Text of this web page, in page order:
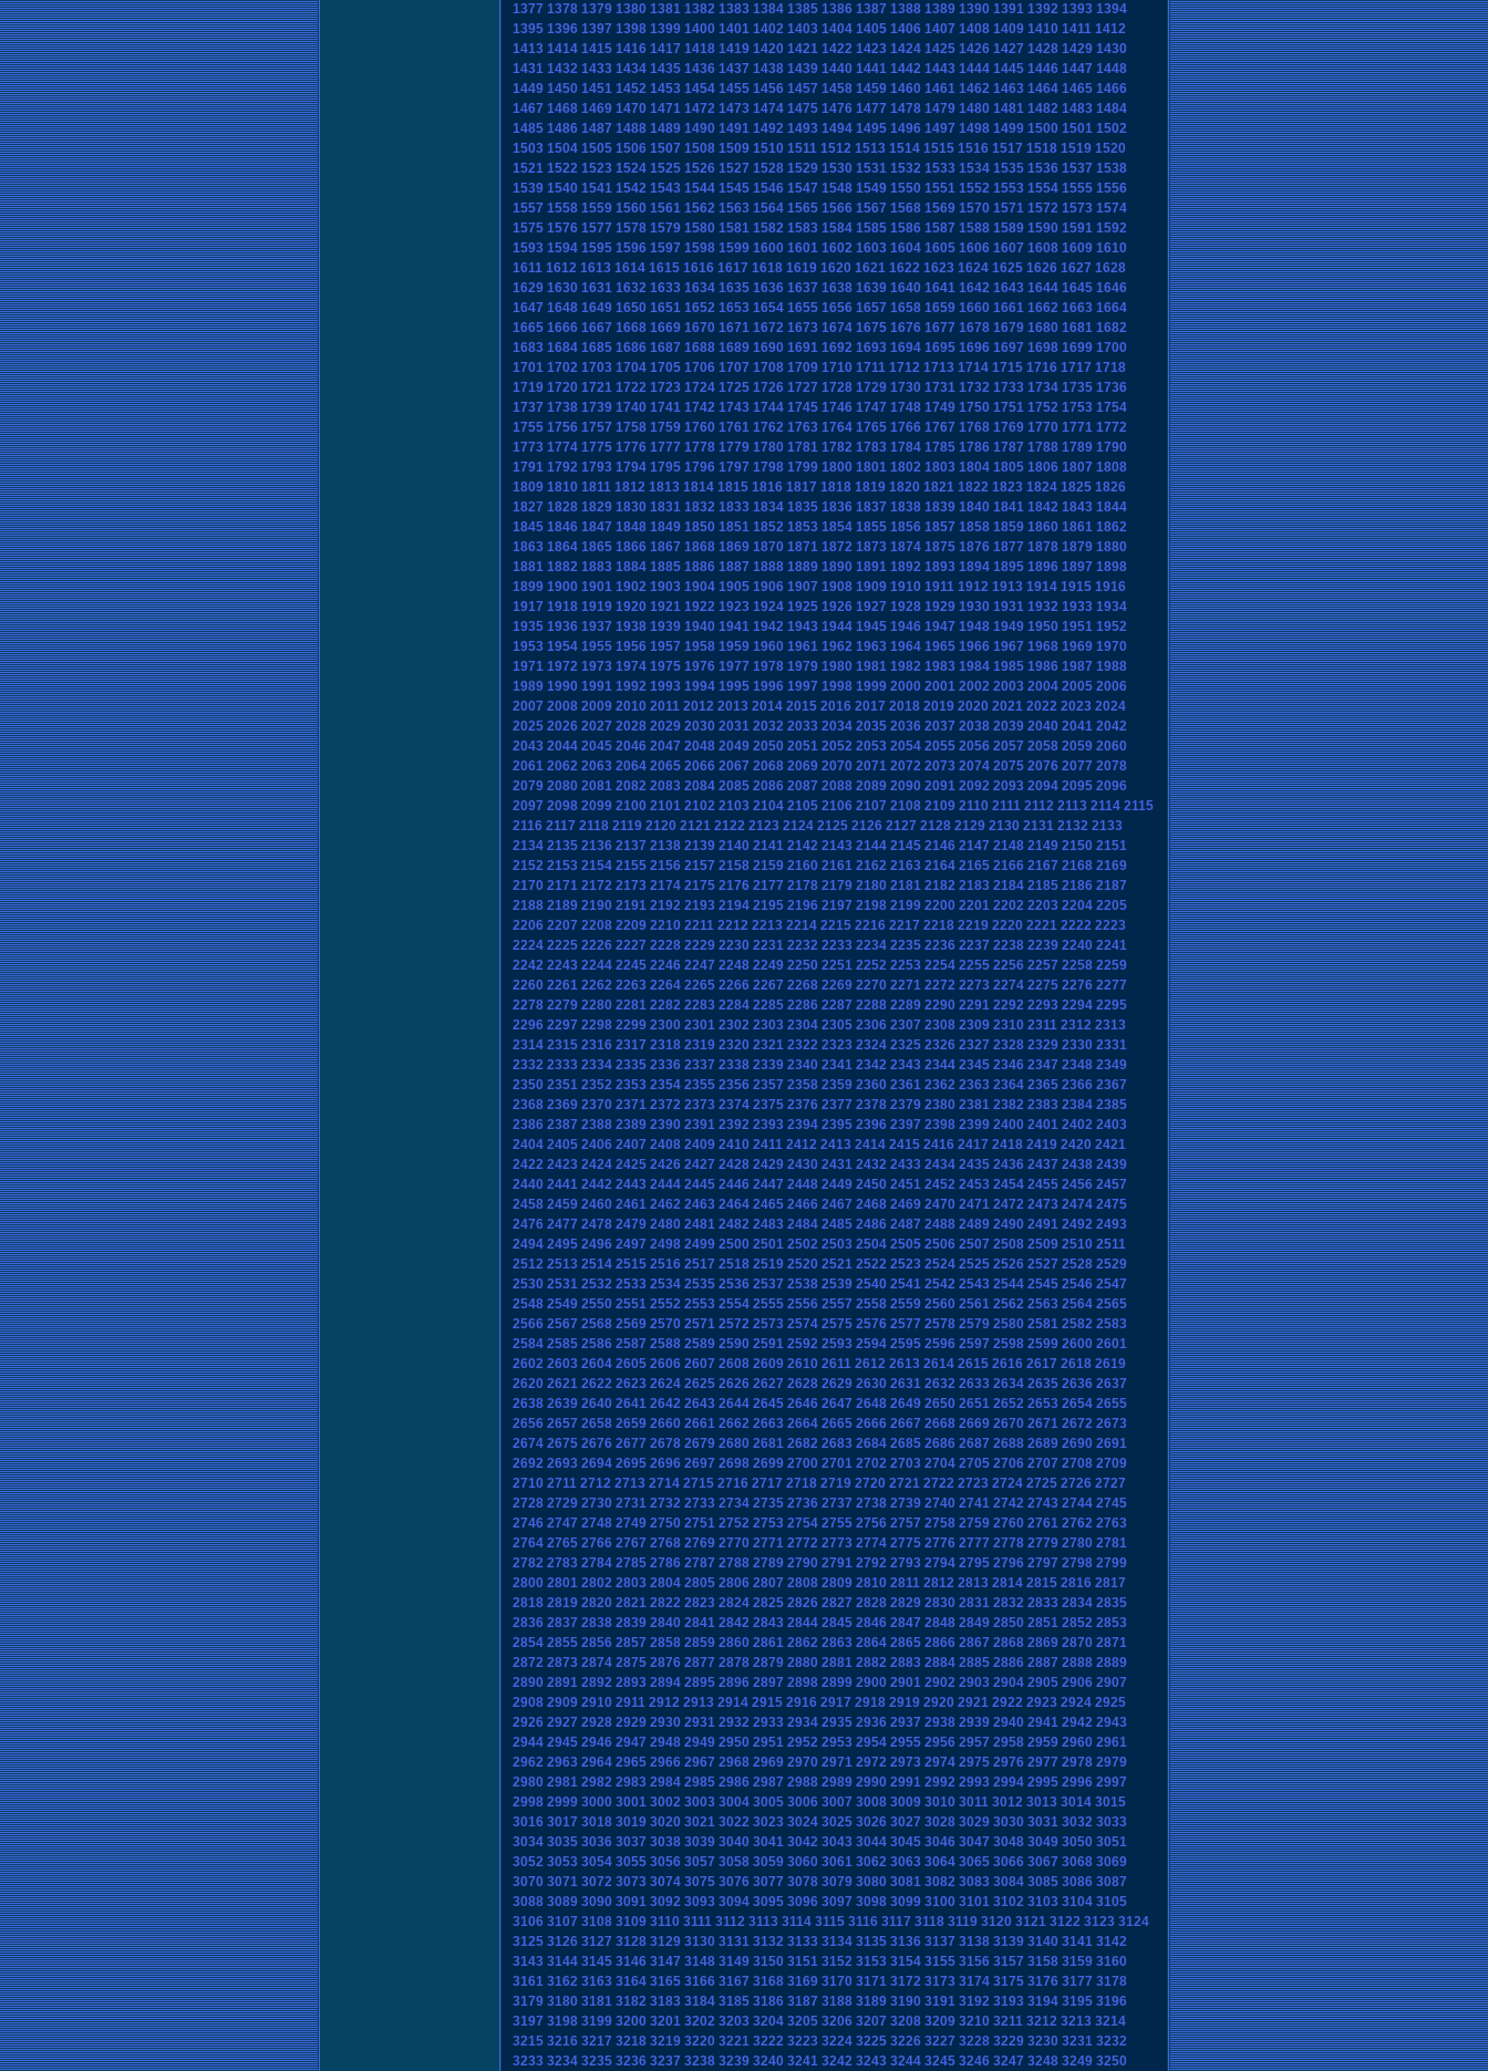
1377 1378 1379 1380 1381 1382 1383 1384 1385 1386 1387 1388 1389 1390 1391 1392 1393 1394
1395 1396 1397 1398 1399 1400 1401 1402 1403 1404 1405 1406 1407 1408 1409 1410 1411 1412
1413 1414 1415 1416 1417 1418 1419 1420 1421 1422 1423 1424 1425 1426 1427 1428 1429 1430
1431 1432 1433 1434 1435 1436 1437 1438 1439 1440 1441 1442 1443 1444 1445 1446 1447 1448
1449 1450 1451 1452 1453 1454 1455 1456 1457 1458 1459 1460 1461 1462 1463 1464 1465 1466
1467 1468 1469 1470 1471 1472 1473 1474 1475 1476 1477 1478 1479 1480 1481 1482 1483 1484
1485 1486 1487 1488 1489 1490 1491 1492 1493 1494 1495 1496 1497 1498 1499 1500 1501 1502
1503 1504 1505 1506 1507 1508 1509 1510 1511 1512 1513 1514 1515 1516 1517 1518 1519 1520
1521 1522 1523 1524 1525 1526 1527 1528 1529 1530 1531 1532 1533 1534 1535 1536 1537 1538
1539 1540 1541 1542 1543 1544 1545 1546 1547 1548 1549 1550 1551 1552 1553 1554 1555 1556
1557 1558 1559 1560 1561 1562 1563 1564 1565 1566 1567 1568 1569 1570 1571 1572 1573 1574
1575 1576 1577 1578 1579 1580 1581 1582 1583 1584 1585 1586 1587 1588 1589 1590 1591 1592
1593 1594 1595 1596 1597 1598 1599 1600 1601 1602 1603 1604 1605 1606 1607 1608 1609 1610
1611 1612 1613 1614 1615 1616 1617 1618 1619 1620 1621 1622 1623 1624 1625 1626 1627 1628
1629 1630 1631 1632 1633 1634 1635 1636 1637 1638 1639 1640 1641 1642 1643 1644 1645 1646
1647 1648 1649 1650 1651 1652 1653 1654 1655 1656 1657 1658 1659 1660 1661 1662 1663 1664
1665 1666 1667 1668 1669 1670 1671 1672 1673 1674 1675 1676 1677 1678 1679 1680 1681 1682
1683 1684 1685 1686 1687 1688 1689 1690 1691 1692 1693 1694 1695 1696 1697 1698 1699 1700
1701 1702 1703 1704 1705 1706 1707 1708 1709 1710 1711 1712 1713 1714 1715 1716 1717 1718
1719 1720 1721 1722 1723 1724 1725 1726 1727 1728 1729 1730 1731 1732 1733 1734 1735 1736
1737 1738 1739 1740 1741 1742 1743 1744 1745 1746 1747 1748 1749 1750 1751 1752 1753 1754
1755 1756 1757 1758 1759 1760 1761 1762 1763 1764 1765 1766 1767 1768 1769 1770 1771 1772
1773 1774 1775 1776 1777 1778 1779 1780 1781 1782 1783 1784 1785 1786 1787 1788 1789 1790
1791 1792 1793 1794 1795 1796 1797 1798 1799 1800 1801 1802 1803 1804 1805 1806 1807 1808
1809 1810 1811 1812 1813 1814 1815 1816 1817 1818 1819 1820 1821 1822 1823 1824 1825 1826
1827 1828 1829 1830 1831 1832 1833 1834 1835 1836 1837 1838 1839 1840 1841 1842 1843 1844
1845 1846 1847 1848 1849 1850 1851 1852 1853 1854 1855 1856 1857 1858 1859 1860 1861 1862
1863 1864 1865 1866 1867 1868 1869 1870 1871 1872 1873 1874 1875 1876 1877 1878 1879 1880
1881 1882 1883 1884 1885 1886 1887 1888 1889 1890 1891 1892 1893 1894 1895 1896 1897 1898
1899 1900 1901 1902 1903 1904 1905 1906 1907 1908 1909 1910 1911 1912 1913 1914 1915 1916
1917 1918 1919 1920 1921 1922 1923 1924 1925 1926 1927 1928 1929 1930 1931 1932 1933 1934
1935 1936 1937 1938 1939 1940 1941 1942 1943 1944 1945 1946 1947 1948 1949 1950 1951 1952
1953 1954 1955 1956 1957 1958 1959 1960 1961 1962 1963 1964 1965 1966 1967 1968 1969 1970
1971 1972 1973 1974 1975 1976 1977 1978 1979 1980 1981 1982 1983 1984 1985 1986 1987 1988
1989 1990 1991 1992 1993 1994 1995 1996 1997 1998 1999 2000 2001 2002 2003 2004 2005 2006
2007 2008 2009 2010 2011 2012 2013 2014 2015 2016 2017 2018 2019 2020 2021 2022 2023 2024
2025 2026 2027 2028 2029 2030 2031 2032 2033 2034 2035 2036 2037 2038 2039 2040 2041 2042
2043 2044 2045 2046 2047 2048 2049 2050 2051 2052 2053 2054 2055 2056 2057 2058 2059 2060
2061 2062 2063 2064 2065 2066 2067 2068 2069 2070 2071 2072 2073 2074 2075 2076 2077 2078
2079 2080 2081 2082 2083 2084 2085 2086 2087 2088 2089 2090 2091 2092 2093 2094 2095 2096
2097 2098 2099 2100 2101 2102 2103 2104 2105 2106 2107 2108 2109 2110 2111 2112 2113 2114 2115
2116 2117 2118 2119 2120 2121 2122 2123 2124 2125 2126 2127 2128 2129 2130 2131 2132 2133
2134 2135 2136 2137 2138 2139 2140 2141 2142 2143 2144 2145 2146 2147 2148 2149 2150 2151
2152 2153 2154 2155 2156 2157 2158 2159 2160 2161 2162 2163 2164 2165 2166 2167 2168 2169
2170 2171 2172 2173 2174 2175 2176 2177 2178 2179 2180 2181 2182 2183 2184 2185 2186 2187
2188 2189 2190 2191 2192 2193 2194 2195 2196 2197 2198 2199 2200 2201 2202 2203 2204 2205
2206 2207 2208 2209 2210 2211 2212 2213 2214 2215 2216 2217 2218 2219 2220 2221 2222 2223
2224 2225 2226 2227 2228 2229 2230 2231 2232 2233 2234 2235 2236 2237 2238 2239 2240 2241
2242 2243 2244 2245 2246 2247 2248 2249 2250 2251 2252 2253 2254 2255 2256 2257 2258 2259
2260 2261 2262 2263 2264 2265 2266 2267 2268 2269 2270 2271 2272 2273 2274 2275 2276 2277
2278 2279 2280 2281 2282 2283 2284 2285 2286 2287 2288 2289 2290 2291 2292 2293 2294 2295
2296 2297 2298 2299 2300 2301 2302 2303 2304 2305 2306 2307 2308 2309 2310 2311 2312 2313
2314 2315 2316 2317 2318 2319 2320 2321 2322 2323 2324 2325 2326 2327 2328 2329 2330 2331
2332 2333 2334 2335 2336 2337 2338 2339 2340 2341 2342 2343 2344 2345 2346 2347 2348 2349
2350 2351 2352 2353 2354 2355 2356 2357 2358 2359 2360 2361 2362 2363 2364 2365 2366 2367
2368 2369 2370 2371 2372 2373 2374 2375 2376 2377 2378 2379 2380 2381 2382 2383 2384 2385
2386 2387 2388 2389 2390 2391 2392 2393 2394 2395 2396 2397 2398 2399 2400 2401 2402 2403
2404 2405 2406 2407 2408 2409 2410 2411 2412 2413 2414 2415 2416 2417 2418 2419 2420 2421
2422 2423 2424 2425 2426 2427 2428 2429 2430 2431 2432 2433 2434 2435 2436 2437 2438 2439
2440 2441 2442 2443 2444 2445 2446 2447 2448 2449 2450 2451 2452 2453 2454 2455 2456 2457
2458 2459 2460 2461 2462 2463 2464 2465 2466 2467 2468 2469 2470 2471 2472 2473 2474 2475
2476 2477 2478 2479 2480 2481 2482 2483 2484 2485 2486 2487 2488 2489 2490 2491 2492 2493
2494 2495 2496 2497 2498 2499 2500 2501 2502 2503 2504 2505 2506 2507 2508 2509 2510 2511
2512 2513 2514 2515 2516 2517 2518 2519 2520 2521 2522 2523 2524 2525 2526 2527 2528 2529
2530 2531 2532 2533 2534 2535 2536 2537 2538 2539 2540 2541 2542 2543 2544 2545 2546 2547
2548 2549 2550 2551 2552 2553 2554 2555 2556 2557 2558 2559 2560 2561 2562 2563 2564 2565
2566 2567 2568 2569 2570 2571 2572 2573 2574 2575 2576 2577 2578 2579 2580 2581 2582 2583
2584 2585 2586 2587 2588 2589 2590 2591 2592 2593 2594 2595 2596 2597 2598 2599 2600 2601
2602 2603 2604 2605 2606 2607 2608 2609 2610 2611 2612 2613 2614 2615 2616 2617 2618 2619
2620 2621 2622 2623 2624 2625 2626 2627 2628 2629 2630 2631 2632 2633 2634 2635 2636 2637
2638 2639 2640 2641 2642 2643 2644 2645 2646 2647 2648 2649 2650 2651 2652 2653 2654 2655
2656 2657 2658 2659 2660 2661 2662 2663 2664 2665 2666 2667 2668 2669 2670 2671 2672 2673
2674 2675 2676 2677 2678 2679 2680 2681 2682 2683 2684 2685 2686 2687 2688 2689 2690 2691
2692 2693 2694 2695 2696 2697 2698 2699 2700 2701 2702 2703 2704 2705 2706 2707 2708 2709
2710 2711 2712 2713 2714 2715 2716 2717 2718 2719 2720 2721 2722 2723 2724 2725 2726 2727
2728 2729 2730 2731 2732 2733 2734 2735 2736 2737 2738 2739 2740 2741 2742 2743 2744 2745
2746 2747 2748 2749 2750 2751 2752 2753 2754 2755 2756 2757 2758 2759 2760 2761 2762 2763
2764 2765 2766 2767 2768 2769 2770 2771 2772 2773 2774 2775 2776 2777 2778 2779 2780 2781
2782 2783 2784 2785 2786 2787 2788 2789 2790 2791 2792 2793 2794 2795 2796 2797 2798 2799
2800 2801 2802 2803 2804 2805 2806 2807 2808 2809 2810 2811 2812 2813 2814 2815 2816 2817
2818 2819 2820 2821 2822 2823 2824 2825 2826 2827 2828 2829 2830 2831 2832 2833 2834 2835
2836 2837 2838 2839 2840 2841 2842 2843 2844 2845 2846 2847 2848 2849 2850 2851 2852 2853
2854 2855 2856 2857 2858 2859 2860 2861 2862 2863 2864 2865 2866 2867 2868 2869 2870 2871
2872 2873 2874 2875 2876 2877 2878 2879 2880 2881 2882 2883 2884 2885 2886 2887 2888 2889
2890 2891 2892 2893 2894 2895 2896 2897 2898 2899 2900 2901 2902 2903 2904 2905 2906 2907
2908 2909 2910 2911 2912 2913 2914 2915 2916 2917 2918 2919 2920 2921 2922 2923 2924 2925
2926 2927 2928 2929 2930 2931 2932 2933 2934 2935 2936 2937 2938 2939 2940 2941 2942 2943
2944 2945 2946 2947 2948 2949 2950 2951 2952 2953 2954 2955 2956 2957 2958 2959 2960 2961
2962 2963 2964 2965 2966 2967 2968 2969 2970 2971 2972 2973 2974 2975 2976 2977 2978 2979
2980 2981 2982 2983 2984 2985 2986 2987 2988 2989 2990 2991 2992 2993 2994 2995 2996 2997
2998 2999 3000 3001 3002 3003 3004 3005 3006 3007 3008 3009 3010 3011 3012 3013 3014 3015
3016 3017 3018 3019 3020 3021 3022 3023 3024 3025 3026 3027 3028 3029 3030 3031 3032 3033
3034 3035 3036 3037 3038 3039 3040 3041 3042 3043 3044 3045 3046 3047 3048 3049 3050 3051
3052 3053 3054 3055 3056 3057 3058 3059 3060 3061 3062 3063 3064 3065 3066 3067 3068 3069
3070 3071 3072 3073 3074 3075 3076 3077 3078 3079 3080 3081 3082 3083 3084 3085 3086 3087
3088 3089 3090 3091 3092 3093 3094 3095 3096 3097 3098 3099 3100 3101 3102 3103 3104 3105
3106 3107 3108 3109 3110 3111 3112 3113 3114 3115 3116 3117 3118 3119 3120 3121 3122 3123 3124
3125 3126 3127 3128 3129 3130 3131 3132 3133 3134 3135 3136 3137 3138 3139 3140 3141 3142
3143 3144 3145 3146 3147 3148 3149 3150 3151 3152 3153 3154 3155 3156 3157 3158 3159 3160
3161 3162 3163 3164 3165 3166 3167 3168 3169 3170 3171 3172 3173 3174 3175 3176 3177 3178
3179 3180 3181 3182 3183 3184 3185 3186 3187 3188 3189 3190 3191 3192 3193 3194 3195 3196
3197 3198 3199 3200 3201 3202 3203 3204 3205 3206 3207 3208 3209 3210 3211 3212 3213 3214
3215 3216 3217 3218 3219 3220 3221 3222 3223 3224 3225 3226 3227 3228 3229 3230 3231 3232
3233 3234 3235 3236 3237 3238 3239 3240 3241 3242 3243 3244 3245 3246 3247 3248 3249 3250